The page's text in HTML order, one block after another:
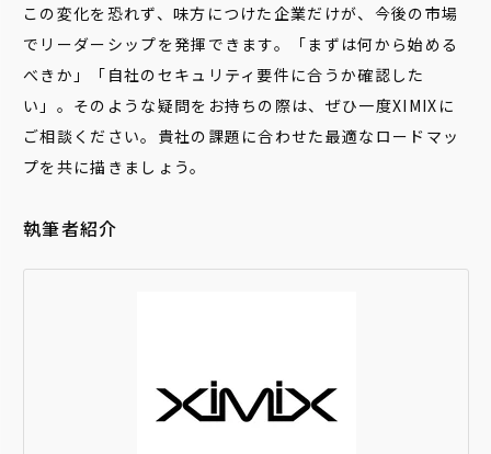
この変化を恐れず、味方につけた企業だけが、今後の市場
でリーダーシップを発揮できます。「まずは何から始める
べきか」「自社のセキュリティ要件に合うか確認した
い」。そのような疑問をお持ちの際は、ぜひ一度XIMIXに
ご相談ください。貴社の課題に合わせた最適なロードマッ
プを共に描きましょう。
執筆者紹介